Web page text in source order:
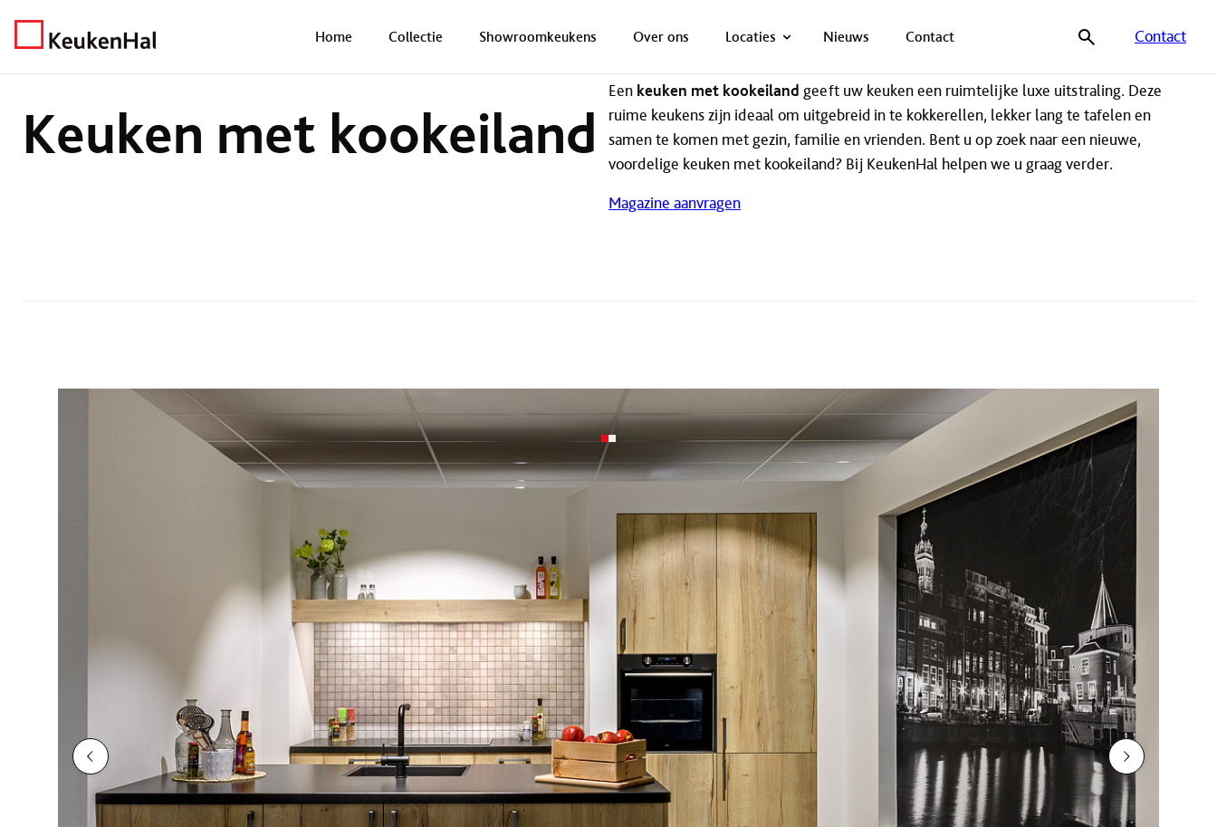
Home Collectie Showroomkeukens Over ons Locaties Nieuws Contact Contact
Home
Keuken met kookeiland
Een keuken met kookeiland geeft uw keuken een ruimtelijke luxe uitstraling. Deze
ruime keukens zijn ideaal om uitgebreid in te kokkerellen, lekker lang te tafelen en
samen te komen met gezin, familie en vrienden. Bent u op zoek naar een nieuwe,
voordelige keuken met kookeiland? Bij KeukenHal helpen we u graag verder.
Magazine aanvragen